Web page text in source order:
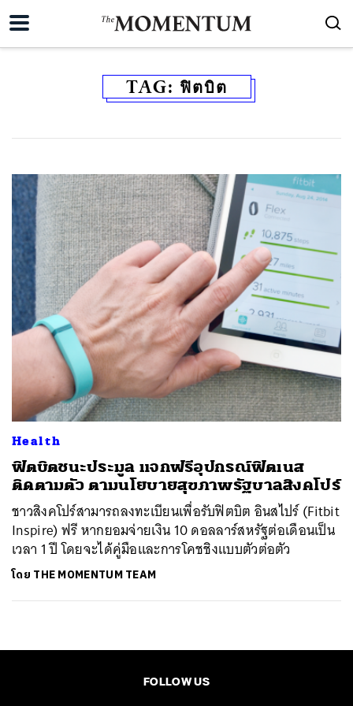
TAG: ฟิตบิต
Health
ฟิตบิตชนะประมูล แจกฟรีอุปกรณ์ฟิตเนส
ติดตามตัว ตามนโยบายสุขภาพรัฐบาลสิงคโปร์
ชาวสิงคโปร์สามารถลงทะเบียนเพื่อรับฟิตบิต อินสไปร์ (Fitbit
Inspire) ฟรี หากยอมจ่ายเงิน 10 ดอลลาร์สหรัฐต่อเดือนเป็น
เวลา 1 ปี โดยจะได้คู่มือและการโคชชิงแบบตัวต่อตัว
โดย THE MOMENTUM TEAM
FOLLOW US
ค้นหา
SHARE TWEET LINE EMAIL